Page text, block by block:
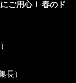
ご用心！ 春のド
長）